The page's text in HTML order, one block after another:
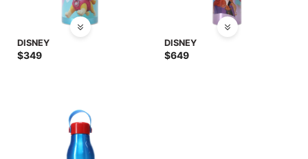
DISNEY
$349
DISNEY
$649